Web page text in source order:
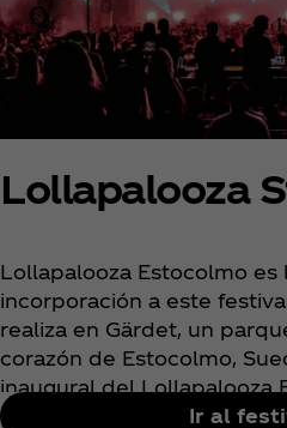
Lollapalooza
Lollapalooza Estocolmo es
incorporación a este
realiza en Gärdet, un
corazón de Estocolmo,
inaugural del Lollapalooza
cuatro escenarios, Ir al